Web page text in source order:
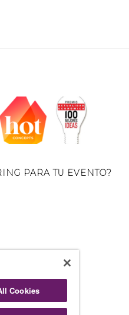
PARA TU EVENTO?
Cookies